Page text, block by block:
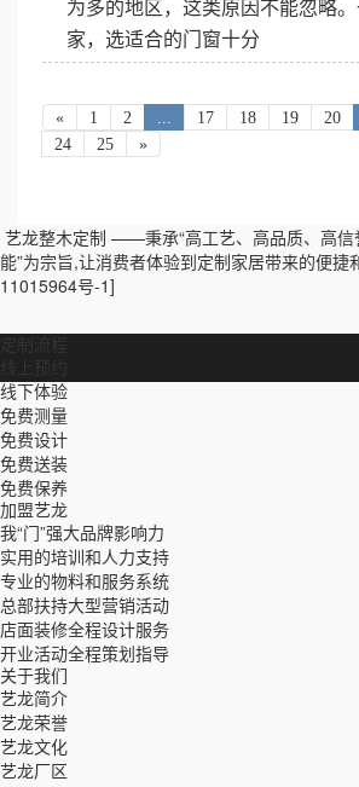
为多的地区，这类原因不能忽略
家，选适合的门窗十分
« 1 2 17 18 19 20
24
25 »
艺龙整木定制 ——秉承“高工艺、高品质、高信
能”为宗旨,让消费者体验到定制家居带来的便捷
11015964号-1]
线下体验
免费测量
免费设计
免费送装
免费保养
加盟艺龙
我“门”强大品牌影响力
实用的培训和人力支持
专业的物料和服务系统
总部扶持大型营销活动
店面装修全程设计服务
开业活动全程策划指导
关于我们
艺龙简介
艺龙荣誉
艺龙文化
艺龙厂区